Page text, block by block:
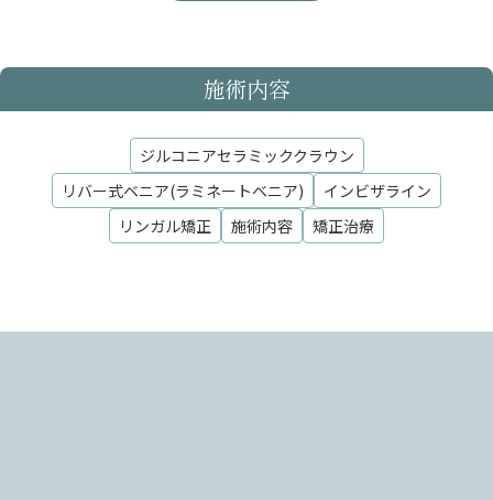
施術内容
ジルコニアセラミッククラウン
リバー式ベニア(ラミネートベニア)
インビザライン
リンガル矯正
施術内容 矯正治療